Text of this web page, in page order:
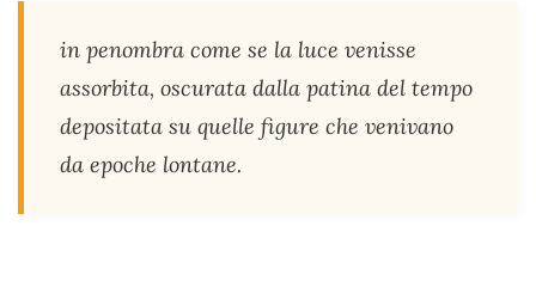
in penombra come se la luce venisse
assorbita, oscurata dalla patina del tempo
depositata su quelle figure che venivano
da epoche lontane.